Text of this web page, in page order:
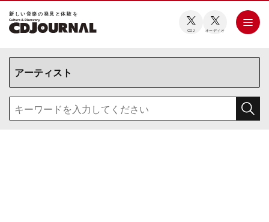
新しい⾳楽の発⾒と体験を
CDJ オーディオ